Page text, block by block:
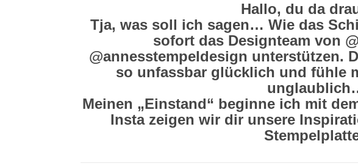
Hallo, du da
Tja, was soll ich sagen… Wie das
sofort das Designteam von
@annesstempeldesign unterstützen.
so unfassbar glücklich und fühle
Meinen „Einstand“ beginne ich mit
Insta zeigen wir dir unsere